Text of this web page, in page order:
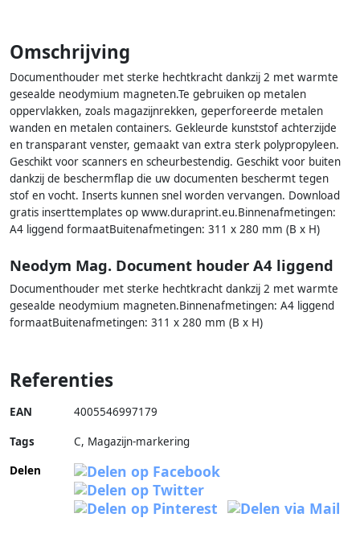
Omschrijving
Documenthouder met sterke hechtkracht dankzij 2 met warmte
gesealde neodymium magneten.Te gebruiken op metalen
oppervlakken, zoals magazijnrekken, geperforeerde metalen
wanden en metalen containers. Gekleurde kunststof achterzijde
en transparant venster, gemaakt van extra sterk polypropyleen.
Geschikt voor scanners en scheurbestendig. Geschikt voor buiten
dankzij de beschermflap die uw documenten beschermt tegen
stof en vocht. Inserts kunnen snel worden vervangen. Download
gratis inserttemplates op www.duraprint.eu.Binnenafmetingen:
A4 liggend formaatBuitenafmetingen: 311 x 280 mm (B x H)
Neodym Mag. Document houder A4 liggend
Documenthouder met sterke hechtkracht dankzij 2 met warmte
gesealde neodymium magneten.Binnenafmetingen: A4 liggend
formaatBuitenafmetingen: 311 x 280 mm (B x H)
Referenties
EAN 4005546997179
Tags
C, Magazijn-markering
Delen